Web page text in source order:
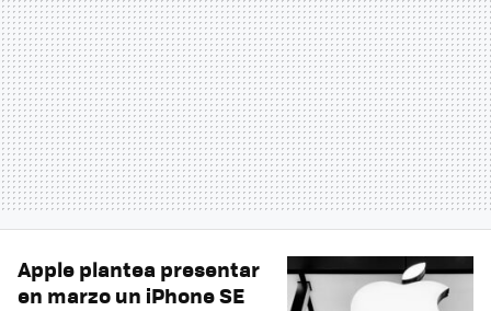
Apple plantea presentar
en marzo un iPhone SE